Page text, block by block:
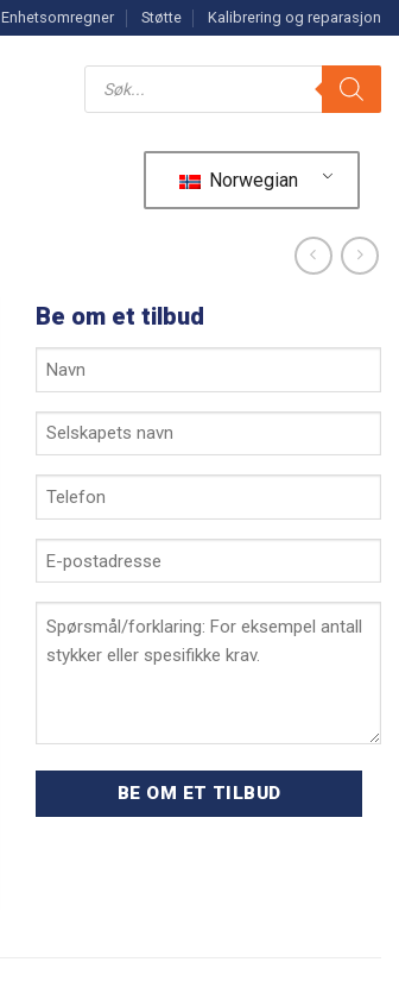
Enhetsomregner Støtte Kalibrering og reparasjon
Søk
etter
Norwegian
Be om et tilbud
Ditt
navn
Selskapets
navn
Telefon
*
E-
postadresse
Spørsmål/forklaring